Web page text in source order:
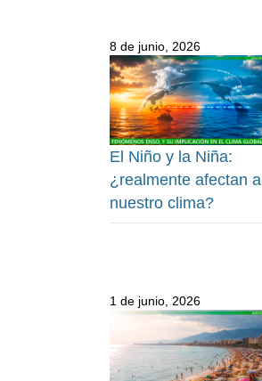
8 de junio, 2026
El Niño y la Niña:
¿realmente afectan a
nuestro clima?
1 de junio, 2026